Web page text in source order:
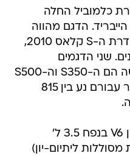
כלמוביל החלה
בשיווק מכונית הפאר S400 הייבריד. הדגם מהווה
את האופציה האקולוגית מסדרת ה-S קלאס 2010,
שני הדגמים
המקבילים להיברידית החדשה הם ה-S350 וה-S500
לונג (בנזין בלבד) שתג המחיר עבורם נע בין 815
ה-S400 מצוידת במנוע בנזין V6 בנפח 3.5 ל'
ליתיום-יון)